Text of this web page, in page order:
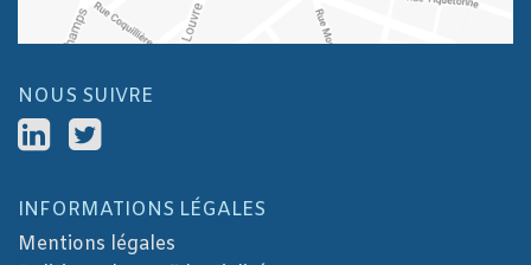
NOUS SUIVRE
INFORMATIONS LÉGALES
Mentions légales